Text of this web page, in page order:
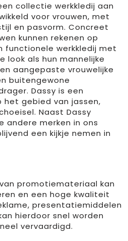
telefoon
collectie werkkledij aan
voor vrouwen, met
en pasvorm. Concreet
kunnen rekenen op
functionele werkkledij met
look als hun mannelijke
aangepaste vrouwelijke
buitengewone
Dassy is een
het gebied van jassen,
Naast Dassy
andere merken in ons
een kijkje nemen in
promotiemateriaal kan
en een hoge kwaliteit
presentatiemiddelen
hierdoor snel worden
vervaardigd.